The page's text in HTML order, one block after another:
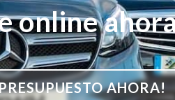
online
AHORA!